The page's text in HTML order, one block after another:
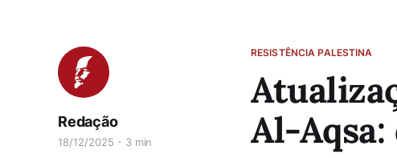
RESISTÊNCIA PALESTINA
Al-
Redação
18/12/2025 3 min